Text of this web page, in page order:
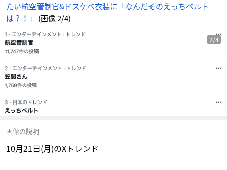
たい航空管制官&ドスケベ衣装に「なんだそのえっちベルト
は？！」 (画像 2/4)
2/4
画像の説明
10月21日(月)のXトレンド